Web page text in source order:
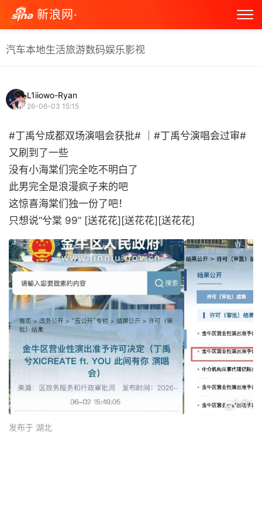
新浪网·
汽车本地生活旅游数码娱乐影视
L1iiowo-Ryan
26-06-03 15:15
#丁禹兮成都双场演唱会获批# ｜#丁禹兮演唱会过审#
又刷到了一些
没有小海棠们完全吃不明白了
此男完全是浪漫疯子来的吧
这惊喜海棠们独一份了吧！
只想说“兮棠 99” [送花花][送花花][送花花] ​
发布于 湖北